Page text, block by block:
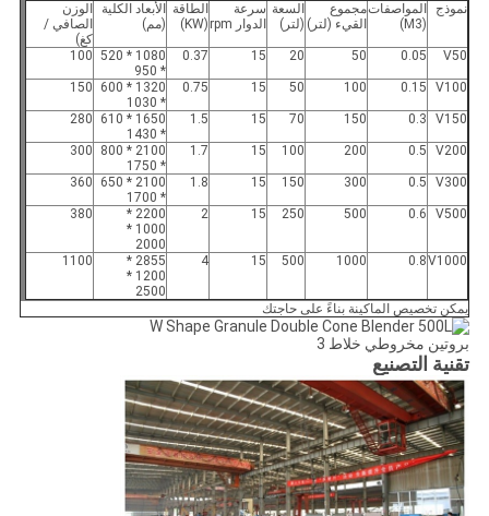
نموذج
المواصفات
(M3)
مجموع
القيء (لتر)
السعة
(لتر)
سرعة
الدوار rpm
الطاقة
(KW)
الأبعاد الكلية
(مم)
الوزن
الصافي /
كغ)
V50
0.05
50
20
15
0.37
1080 * 520
* 950
100
V100
0.15
100
50
15
0.75
1320 * 600
* 1030
150
V150
0.3
150
70
15
1.5
1650 * 610
* 1430
280
V200
0.5
200
100
15
1.7
2100 * 800
* 1750
300
V300
0.5
300
150
15
1.8
2100 * 650
* 1700
360
V500
0.6
500
250
15
2
2200 *
1000 *
2000
380
V1000
0.8
1000
500
15
4
2855 *
1200 *
2500
1100
يمكن تخصيص الماكينة بناءً على حاجتك
تقنية التصنيع